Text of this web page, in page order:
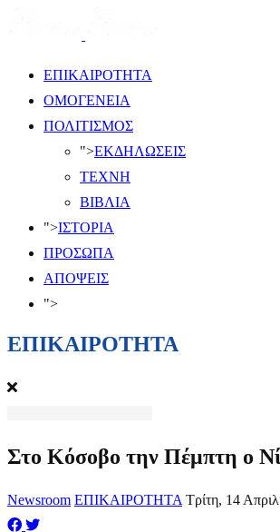
ΕΠΙΚΑΙΡΟΤΗΤΑ
ΟΜΟΓΕΝΕΙΑ
ΠΟΛΙΤΙΣΜΟΣ
">ΕΚΔΗΛΩΣΕΙΣ
ΤΕΧΝΗ
ΒΙΒΛΙΑ
">ΙΣΤΟΡΙΑ
ΠΡΟΣΩΠΑ
ΑΠΟΨΕΙΣ
">
ΕΠΙΚΑΙΡΟΤΗΤΑ
Στο Κόσοβο την Πέμπτη ο
Newsroom ΕΠΙΚΑΙΡΟΤΗΤΑ Τρίτη, 14